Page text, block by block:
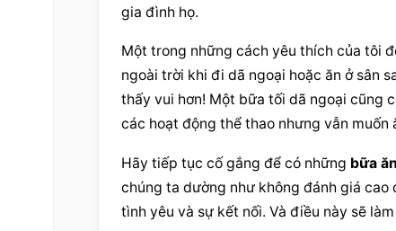
gia đình họ.
Một trong những cách yêu thích của tôi
ngoài trời khi đi dã ngoại hoặc ăn ở sân
thấy vui hơn! Một bữa tối dã ngoại cũng
các hoạt động thể thao nhưng vẫn muốn
Hãy tiếp tục cố gắng để có những bữa
chúng ta dường như không đánh giá
tình yêu và sự kết nối. Và điều này sẽ